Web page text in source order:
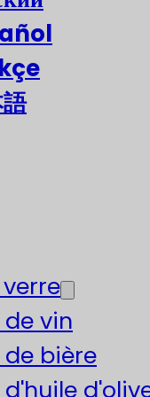
vin
de bière